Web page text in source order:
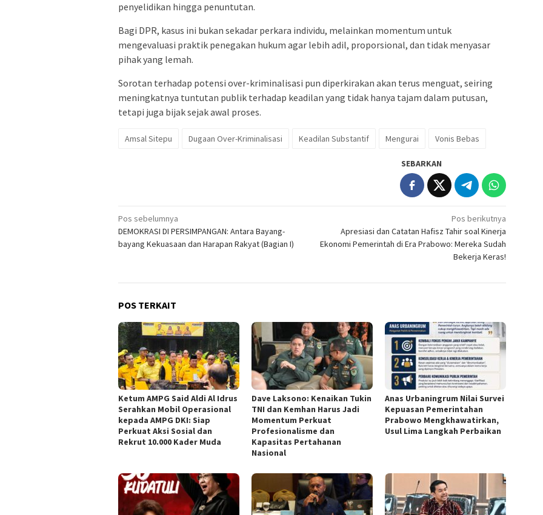
penyelidikan hingga penuntutan.
Bagi DPR, kasus ini bukan sekadar perkara individu, melainkan momentum untuk
mengevaluasi praktik penegakan hukum agar lebih adil, proporsional, dan tidak menyasar
pihak yang lemah.
Sorotan terhadap potensi over-kriminalisasi pun diperkirakan akan terus menguat, seiring
meningkatnya tuntutan publik terhadap keadilan yang tidak hanya tajam dalam putusan,
tetapi juga bijak sejak awal proses.
Amsal Sitepu Dugaan Over-Kriminalisasi Keadilan Substantif Mengurai Vonis Bebas
SEBARKAN
Navigasi
pos
Pos sebelumnya
DEMOKRASI DI PERSIMPANGAN: Antara Bayang-
bayang Kekuasaan dan Harapan Rakyat (Bagian I)
Pos berikutnya
Apresiasi dan Catatan Hafisz Tahir soal Kinerja
Ekonomi Pemerintah di Era Prabowo: Mereka Sudah
Bekerja Keras!
POS TERKAIT
Ketum AMPG Said Aldi Al Idrus
Serahkan Mobil Operasional
kepada AMPG DKI: Siap
Perkuat Aksi Sosial dan
Rekrut 10.000 Kader Muda
Dave Laksono: Kenaikan Tukin
TNI dan Kemhan Harus Jadi
Momentum Perkuat
Profesionalisme dan
Kapasitas Pertahanan
Nasional
Anas Urbaningrum Nilai Survei
Kepuasan Pemerintahan
Prabowo Mengkhawatirkan,
Usul Lima Langkah Perbaikan